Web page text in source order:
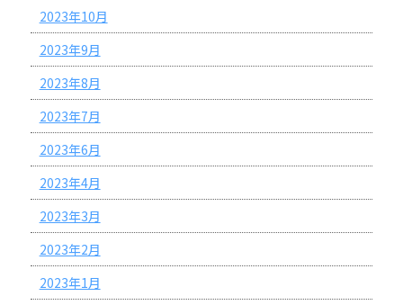
2023年10月
2023年9月
2023年8月
2023年7月
2023年6月
2023年4月
2023年3月
2023年2月
2023年1月